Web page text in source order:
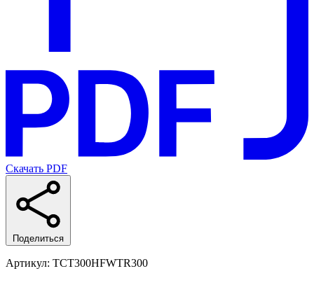
Скачать PDF
Поделиться
Артикул: TCT300HFWTR300